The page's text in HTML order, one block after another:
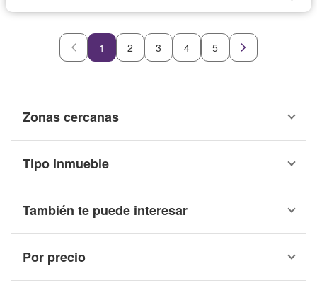
1 2 3 4 5
Zonas cercanas
Tipo inmueble
También te puede interesar
Por precio